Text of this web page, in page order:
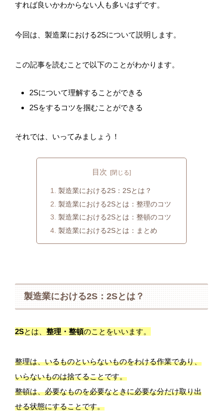
すれば良いかわからない人も多いはずです。
今回は、製造業における2Sについて説明します。
この記事を読むことで以下のことがわかります。
2Sについて理解することができる
2Sをするコツを掴むことができる
それでは、いってみましょう！
目次
製造業における2S：2Sとは？
製造業における2Sとは：整理のコツ
製造業における2Sとは：整頓のコツ
製造業における2Sとは：まとめ
製造業における2S：2Sとは？
2Sとは、 整理・整頓のことをいいます。
整理は、いるものといらないものをわける作業であり、
いらないものは捨てることです。
整頓は、必要なものを必要なときに必要な分だけ取り出
せる状態にすることです。